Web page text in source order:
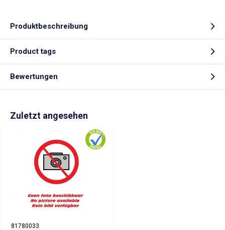
Produktbeschreibung
Product tags
Bewertungen
Zuletzt angesehen
81780033